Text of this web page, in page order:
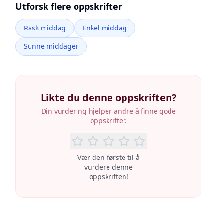
Utforsk flere oppskrifter
Rask middag
Enkel middag
Sunne middager
Likte du denne oppskriften?
Din vurdering hjelper andre å finne gode
oppskrifter.
Vær den første til å
vurdere denne
oppskriften!